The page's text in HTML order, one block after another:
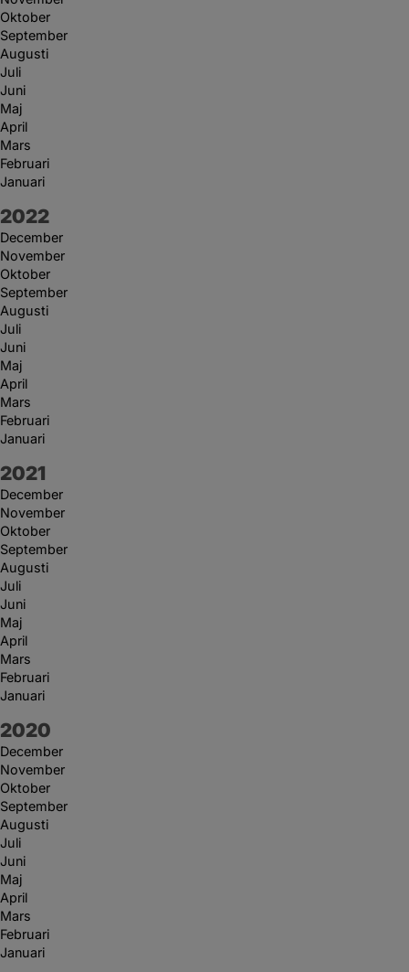
Oktober
September
Augusti
Juli
Juni
Maj
April
Mars
Februari
Januari
År:
2022
December
November
Oktober
September
Augusti
Juli
Juni
Maj
April
Mars
Februari
Januari
År:
2021
December
November
Oktober
September
Augusti
Juli
Juni
Maj
April
Mars
Februari
Januari
År:
2020
December
November
Oktober
September
Augusti
Juli
Juni
Maj
April
Mars
Februari
Januari